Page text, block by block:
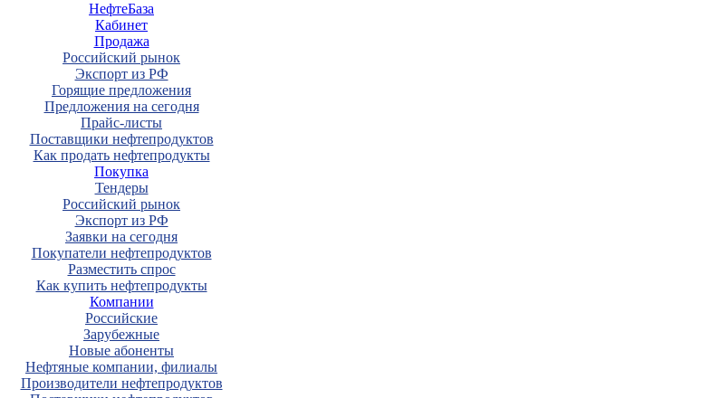
НефтеБаза
Кабинет
Продажа
Российский рынок
Экспорт из РФ
Горящие предложения
Предложения на сегодня
Прайс-листы
Поставщики нефтепродуктов
Как продать нефтепродукты
Покупка
Тендеры
Российский рынок
Экспорт из РФ
Заявки на сегодня
Покупатели нефтепродуктов
Разместить спрос
Как купить нефтепродукты
Компании
Российские
Зарубежные
Новые абоненты
Нефтяные компании, филиалы
Производители нефтепродуктов